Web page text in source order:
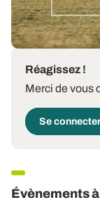
Réagissez !
Merci de vous
Se connecter
Évènements